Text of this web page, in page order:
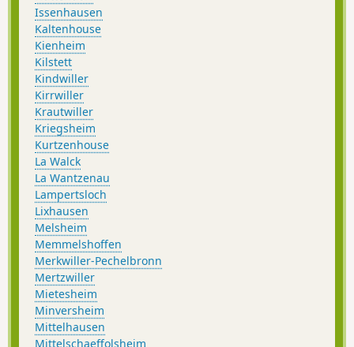
Issenhausen
Kaltenhouse
Kienheim
Kilstett
Kindwiller
Kirrwiller
Krautwiller
Kriegsheim
Kurtzenhouse
La Walck
La Wantzenau
Lampertsloch
Lixhausen
Melsheim
Memmelshoffen
Merkwiller-Pechelbronn
Mertzwiller
Mietesheim
Minversheim
Mittelhausen
Mittelschaeffolsheim